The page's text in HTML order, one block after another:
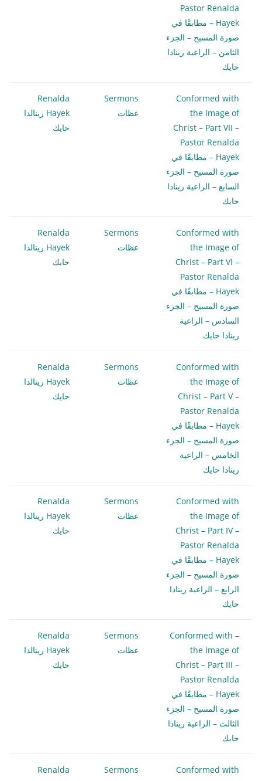
Pastor Renalda
Hayek – مطابقًا في
صورة المسيح – الجزء
الثامن – الراعية رينادا
حايك
Conformed with
the Image of
Christ – Part VII –
Pastor Renalda
Hayek – مطابقًا في
صورة المسيح – الجزء
السابع – الراعية رينادا
حايك
Sermons
عظات
Renalda
Hayek رينالدا
حايك
Conformed with
the Image of
Christ – Part VI –
Pastor Renalda
Hayek – مطابقًا في
صورة المسيح – الجزء
السادس – الراعية
رينادا حايك
Sermons
عظات
Renalda
Hayek رينالدا
حايك
Conformed with
the Image of
Christ – Part V –
Pastor Renalda
Hayek – مطابقًا في
صورة المسيح – الجزء
الخامس – الراعية
رينادا حايك
Sermons
عظات
Renalda
Hayek رينالدا
حايك
Conformed with
the Image of
Christ – Part IV –
Pastor Renalda
Hayek – مطابقًا في
صورة المسيح – الجزء
الرابع – الراعية رينادا
حايك
Sermons
عظات
Renalda
Hayek رينالدا
حايك
– Conformed with
the Image of
Christ – Part III –
Pastor Renalda
Hayek – مطابقًا في
صورة المسيح – الجزء
الثالث – الراعية رينادا
حايك
Sermons
عظات
Renalda
Hayek رينالدا
حايك
Conformed with
Sermons
Renalda